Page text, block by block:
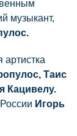
музыкант,
артистка
Таис
Кацивелу.
Игорь